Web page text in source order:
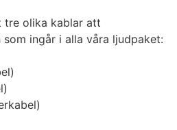
tre olika kablar att
ingår i alla våra ljudpaket: